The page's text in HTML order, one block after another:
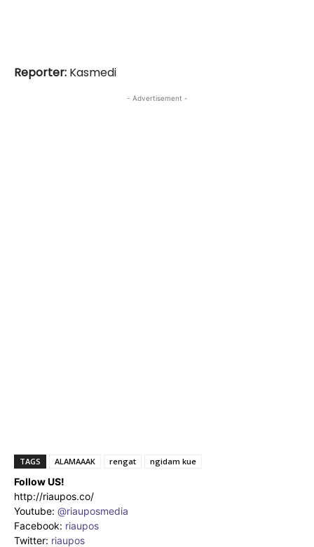
Reporter: Kasmedi
- Advertisement -
TAGS ALAMAAAK rengat ngidam kue
Follow US!
http://riaupos.co/
Youtube: @riauposmedia
Facebook: riaupos
Twitter: riaupos